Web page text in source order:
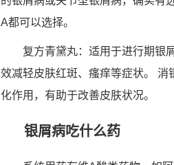
A都可以选择。
复方青黛丸：适用于进行期银
效减轻皮肤红斑、瘙痒等症状。
化作用，有助于改善皮肤状况。
银屑病吃什么药